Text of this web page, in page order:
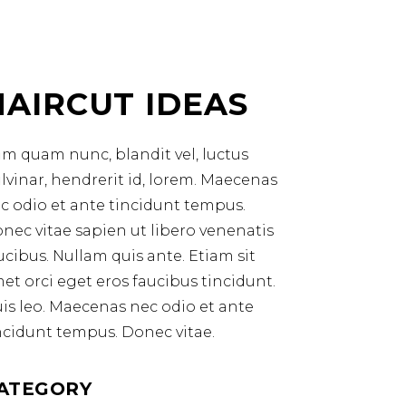
IDEAS
quam nunc, blandit vel, luctus
hendrerit id, lorem. Maecenas
odio et ante tincidunt tempus.
vitae sapien ut libero venenatis
Nullam quis ante. Etiam sit
orci eget eros faucibus tincidunt.
leo. Maecenas nec odio et ante
tempus. Donec vitae.